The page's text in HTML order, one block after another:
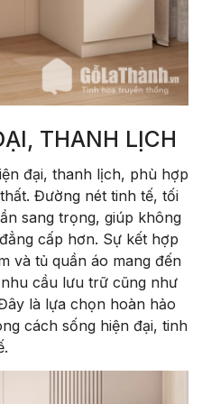
THANH LỊCH
đại, thanh lịch, phù hợp
Đường nét tinh tế, tối
sang trọng, giúp không
cấp hơn. Sự kết hợp
và tủ quần áo mang đến
cầu lưu trữ cũng như
là lựa chọn hoàn hảo
cách sống hiện đại, tinh